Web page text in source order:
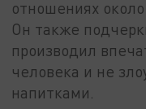
отношениях
Он также
производил
человека и не
напитками.